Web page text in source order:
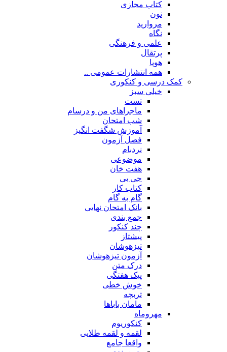
کتاب مجازی
نون
مروارید
نگاه
علمی و فرهنگی
پرتقال
هوپا
همه انتشارات عمومی ..
کمک درسی و کنکوری
خیلی سبز
تست
ماجراهای من و درسام
شب امتحان
آموزش شگفت انگیز
فصل آزمون
نردبام
موضوعی
هفت خان
جی بی
کتاب کار
گام به گام
بانک امتحان نهایی
جمع بندی
چند کنکور
پیشتاز
تیزهوشان
آزمون تیزهوشان
درک متن
پیک هفتگی
خوش خطی
تربچه
مامان باباها
مهروماه
کنکوریوم
لقمه و لقمه طلایی
واقعا جامع